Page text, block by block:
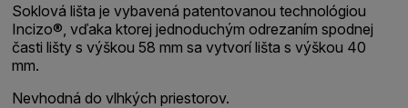
Soklová lišta je vybavená patentovanou technológiou
Incizo®, vďaka ktorej jednoduchým odrezaním spodnej
časti lišty s výškou 58 mm sa vytvorí lišta s výškou 40
mm.
Nevhodná do vlhkých priestorov.